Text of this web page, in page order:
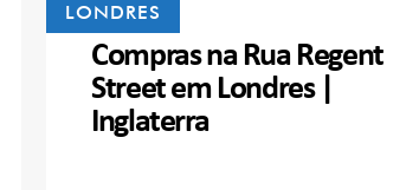
LONDRES
Compras na Rua Regent
Street em Londres |
Inglaterra